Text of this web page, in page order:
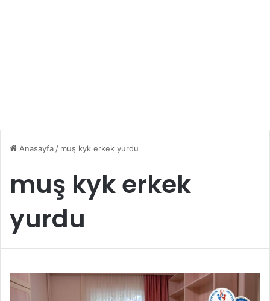
Anasayfa / muş kyk erkek yurdu
muş kyk erkek
yurdu